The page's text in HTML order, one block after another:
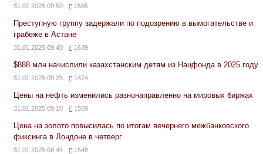
31.01.2025 09:50 1585
Преступную группу задержали по подозрению в вымогательстве и
грабеже в Астане
31.01.2025 09:40 1639
$888 млн начислили казахстанским детям из Нацфонда в 2025 году
31.01.2025 09:25 1474
Цены на нефть изменились разнонаправленно на мировых биржах
31.01.2025 09:10 1509
Цена на золото повысилась по итогам вечернего межбанковского
фиксинга в Лондоне в четверг
31.01.2025 08:45 1548